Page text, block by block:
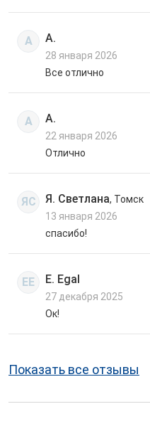
А А.
28 января 2026
Все отлично
А А.
22 января 2026
Отлично
ЯС Я. Светлана, Томск
13 января 2026
спасибо!
EE E. Egal
27 декабря 2025
Ок!
Показать все отзывы